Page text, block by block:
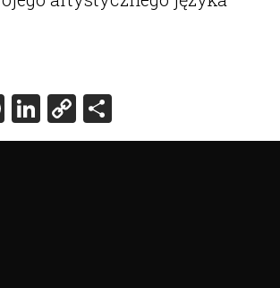
Pinterest
LinkedIn
Copy
Link
Share